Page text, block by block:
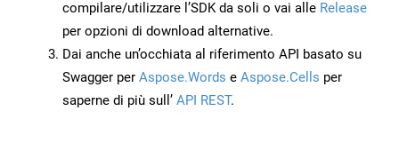
compilare/utilizzare l’SDK da soli o vai alle Release
per opzioni di download alternative.
Dai anche un’occhiata al riferimento API basato su
Swagger per Aspose.Words e Aspose.Cells per
saperne di più sull’ API REST.